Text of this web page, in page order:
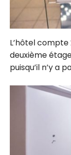
L’hôtel
deuxième
puisqu’il n’y a